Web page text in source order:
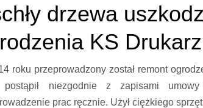
drzewa
KS Drukarz
roku przeprowadzony został remont
postąpił niezgodnie z zapisami
prac ręcznie. Użył ciężkiego